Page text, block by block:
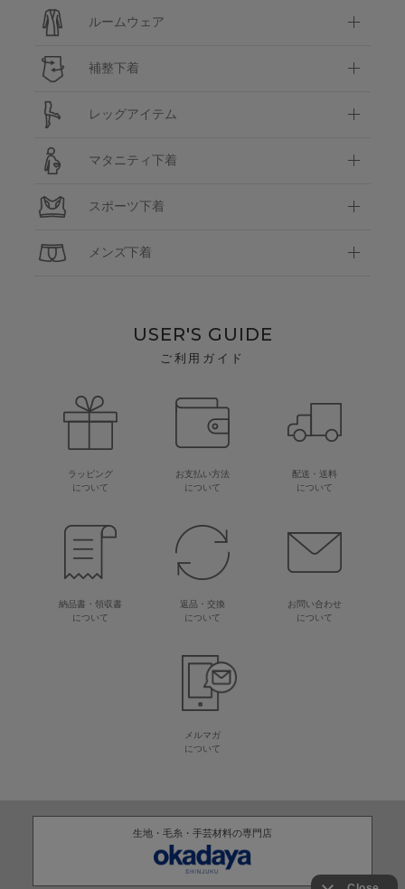
ルームウェア
補整下着
レッグアイテム
マタニティ下着
スポーツ下着
メンズ下着
USER'S GUIDE
ご利用ガイド
ラッピング
について
お支払い方法
について
配送・送料
について
納品書・領収書
について
返品・交換
について
お問い合わせ
について
メルマガ
について
生地・毛糸・手芸材料の専門店